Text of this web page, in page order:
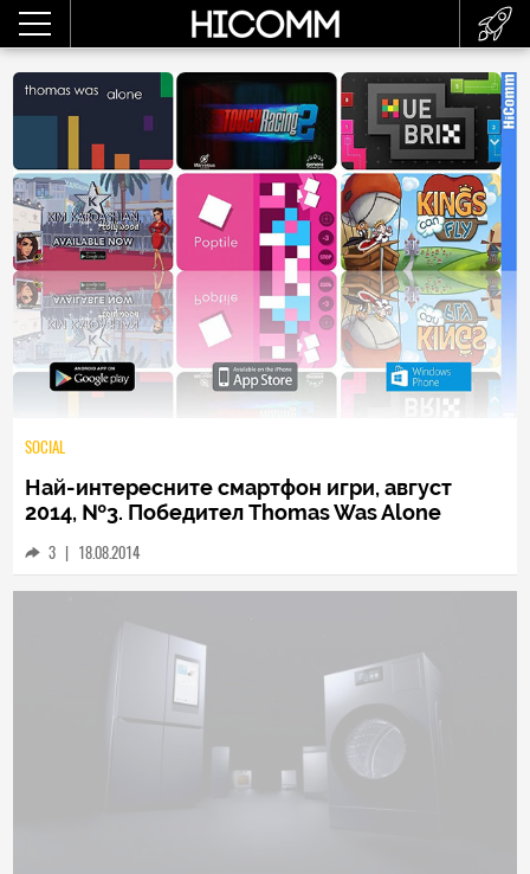
SOCIAL
Най-интересните смартфон игри, август
2014, №3. Победител Thomas Was Alone
3 | 18.08.2014